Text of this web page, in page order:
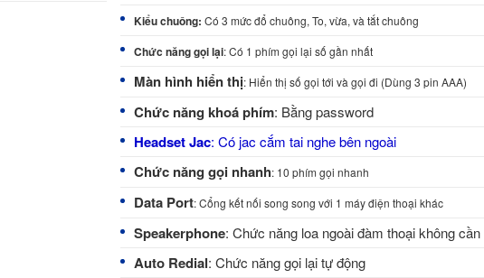
Kiểu chuông: Có 3 mức đổ chuông, To, vừa, và tắt chuông
Chức năng gọi lại: Có 1 phím gọi lại số gần nhất
Màn hình hiển thị: Hiển thị số gọi tới và gọi đi (Dùng 3 pin AAA)
Chức năng khoá phím: Bằng password
Headset Jac: Có jac cắm tai nghe bên ngoài
Chức năng gọi nhanh: 10 phím gọi nhanh
Data Port: Cổng kết nối song song với 1 máy điện thoại khác
Speakerphone: Chức năng loa ngoài đàm thoại không
Auto Redial: Chức năng gọi lại tự động